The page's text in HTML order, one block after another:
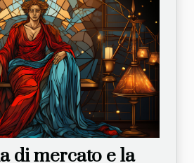
di mercato e la